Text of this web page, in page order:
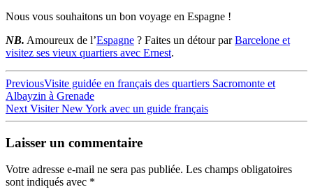
Nous vous souhaitons un bon voyage en Espagne !
NB. Amoureux de l’Espagne ? Faites un détour parBarcelone et
visitez ses vieux quartiers avec Ernest.
Navigation
de
l’article
PreviousPrevious
post:
Visite guidée en français des quartiers Sacromonte et
Albayzin à Grenade
Next Next
post:
Visiter New York avec un guide français
Laisser un commentaire
Votre adresse e-mail ne sera pas publiée. Les champs obligatoires
sont indiqués avec *